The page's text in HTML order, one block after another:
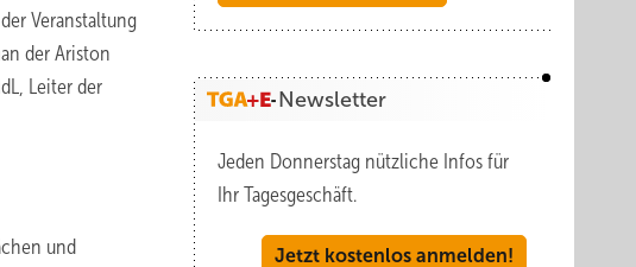
Veranstaltung
der Ariston
Leiter der
und
Newsletter
Jeden Donnerstag nützliche Infos für
Ihr Tagesgeschäft.
Jetzt kostenlos anmelden!